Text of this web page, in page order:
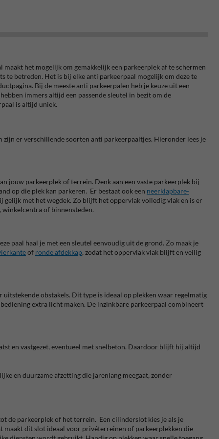
het mogelijk om gemakkelijk een parkeerplek af te schermen
te betreden. Het is bij elke anti parkeerpaal mogelijk om deze te
Bij de meeste anti parkeerpalen heb je keuze uit een
immers altijd een passende sleutel in bezit om de
is altijd uniek.
er verschillende soorten anti parkeerpaaltjes. Hieronder lees je
jouw parkeerplek of terrein. Denk aan een vaste parkeerplek bij
op die plek kan parkeren. Er bestaat ook een neerklapbare-
gelijk met het wegdek. Zo blijft het oppervlak volledig vlak en is er
winkelcentra of binnensteden.
paal haal je met een sleutel eenvoudig uit de grond. Zo maak je
of ronde afdekkap, zodat het oppervlak vlak blijft en veilig
obstakels. Dit type is ideaal op plekken waar regelmatig
bediening extra licht maken. De inzinkbare parkeerpaal combineert
en vastgezet, eventueel met snelbeton. Daardoor blijft hij altijd
en duurzame afzetting die jarenlang meegaat, zonder
de parkeerplek of het terrein. Een cilinderslot kies je als je
maakt dit slot ideaal voor privéterreinen of parkeerplekken die